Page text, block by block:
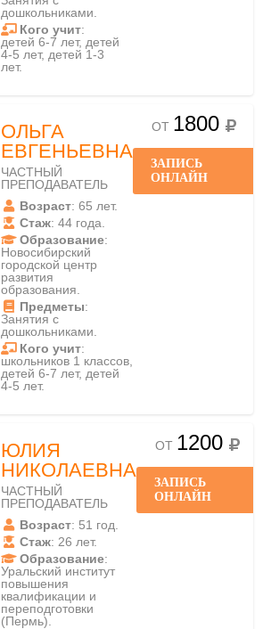
дошкольниками.
Кого учит:
детей 6-7 лет, детей
4-5 лет, детей 1-3
лет.
ОЛЬГА
ЕВГЕНЬЕВНА
ЧАСТНЫЙ
ПРЕПОДАВАТЕЛЬ
Возраст: 65 лет.
Стаж: 44 года.
Образование:
Новосибирский
городской центр
развития
образования.
Предметы:
Занятия с
дошкольниками.
Кого учит:
школьников 1 классов,
детей 6-7 лет, детей
4-5 лет.
ОТ 1800
ЗАПИСЬ
ОНЛАЙН
ЮЛИЯ
НИКОЛАЕВНА
ЧАСТНЫЙ
ПРЕПОДАВАТЕЛЬ
Возраст: 51 год.
Стаж: 26 лет.
Образование:
Уральский институт
повышения
квалификации и
переподготовки
(Пермь).
ОТ 1200
ЗАПИСЬ
ОНЛАЙН